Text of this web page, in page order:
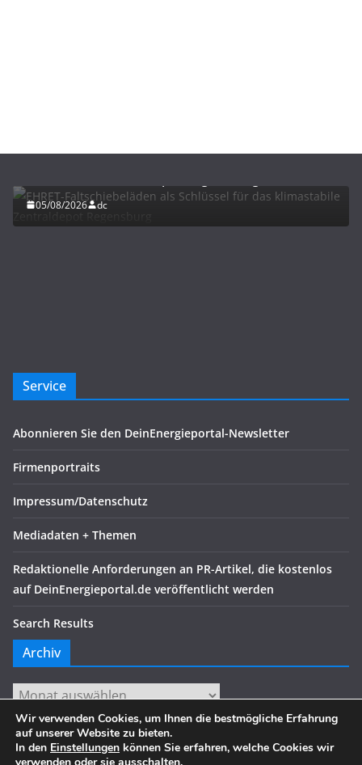
05/08/2026 dc
Service
Abonnieren Sie den DeinEnergieportal-Newsletter
Firmenportraits
Impressum/Datenschutz
Mediadaten + Themen
Redaktionelle Anforderungen an PR-Artikel, die kostenlos
auf DeinEnergieportal.de veröffentlicht werden
Search Results
Archiv
Archiv
Wir verwenden Cookies, um Ihnen die bestmögliche Erfahrung
auf unserer Website zu bieten.
In den Einstellungen können Sie erfahren, welche Cookies wir